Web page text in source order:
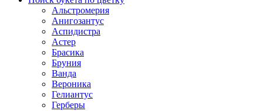
Альстромерия
Анигозантус
Аспидистра
Астер
Брасика
Бруния
Ванда
Вероника
Гелиантус
Герберы